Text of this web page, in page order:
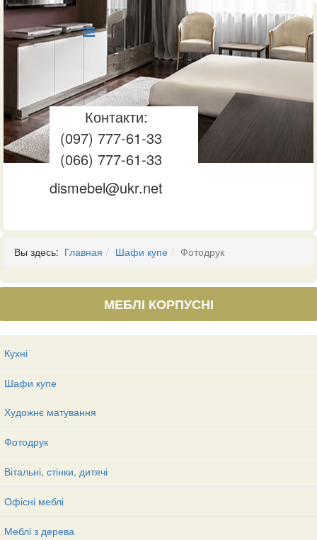
Контакти:
(097) 777-61-33
(066) 777-61-33
dismebel@ukr.net
Вы здесь: Главная Шафи купе Фотодрук
МЕБЛІ КОРПУСНІ
Кухні
Шафи купе
Художнє матування
Фотодрук
Вітальні, стінки, дитячі
Офісні меблі
Меблі з дерева